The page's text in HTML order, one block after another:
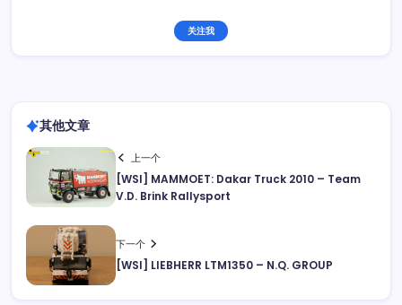
关注我
其他文章
上一个
[WSI] MAMMOET: Dakar Truck 2010 – Team
V.D. Brink Rallysport
下一个
[WSI] LIEBHERR LTM1350 – N.Q. GROUP